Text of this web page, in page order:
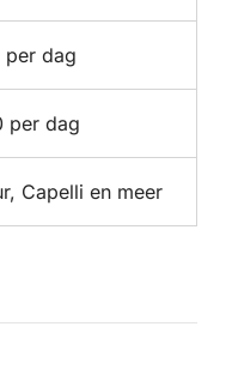
per dag
per dag
Capelli en meer